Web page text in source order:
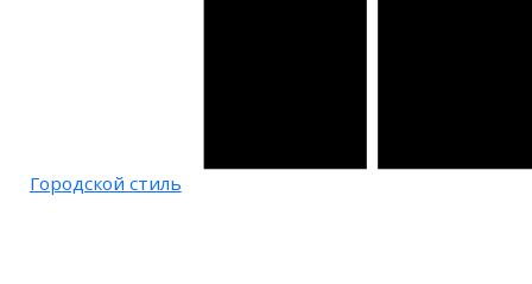
Городской стиль